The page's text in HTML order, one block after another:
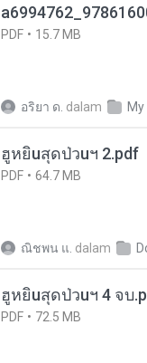
PDF 15.7 MB
อริยา ด. dalam
ฮูหยิuสุดป่วuฯ 2.pdf
PDF 64.7 MB
ณิชพน แ. dalam
ฮูหยิuสุดป่วuฯ 4 จบ
PDF 72.5 MB